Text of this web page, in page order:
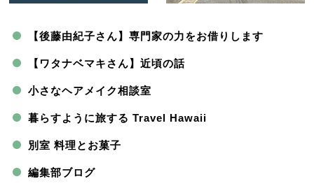
【後藤由紀子さん】専門家の力をお借りします
【ワタナベマキさん】近頃の話
小さなヘアメイク相談室
暮らすように旅する Travel Hawaii
別室 料理とお菓子
編集部ブログ